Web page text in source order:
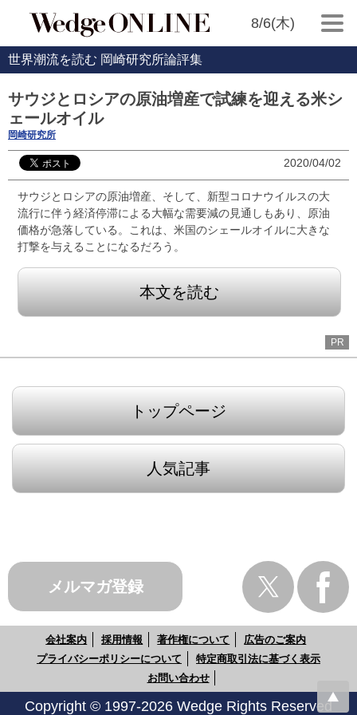
8/6(木)
世界潮流を読む 岡崎研究所論評集
サウジとロシアの原油増産で試練を迎える米シ
ェールオイル
岡崎研究所
2020/04/02
サウジとロシアの原油増産、そして、新型コロナウイルスの大
流行に伴う経済停滞による大幅な需要減の見通しもあり、原油
価格が急落している。これは、米国のシェールオイルに大きな
打撃を与えることになるだろう。
本文を読む
PR
トップページ
人気記事
メルマガ登録
会社案内 採用情報 著作権について
広告のご案内
プライバシーポリシーについて
特定商取引法に基づく表示
お問い合わせ
Copyright © 1997-2026 Wedge Rights Reserved